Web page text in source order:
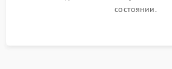
состоянии.